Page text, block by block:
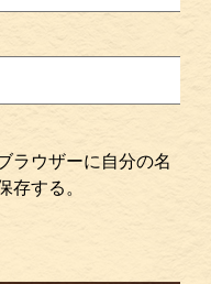
ラウザーに自分の名
する。